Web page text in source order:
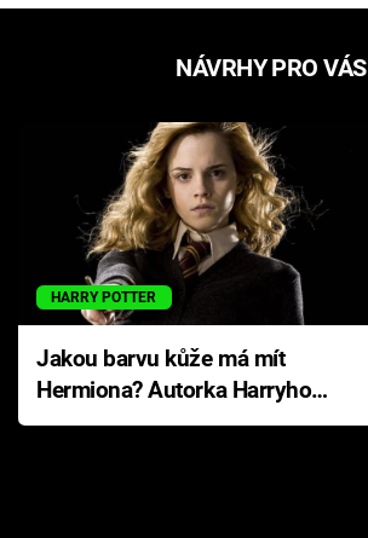
NÁVRHY PRO VÁS
HARRY POTTER
Jakou barvu kůže má mít
Hermiona? Autorka Harryho
Pottera přišla s ráznou